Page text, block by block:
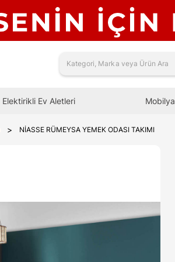
Elektirikli Ev Aletleri Mobilya
> NİASSE RÜMEYSA YEMEK ODASI TAKIMI